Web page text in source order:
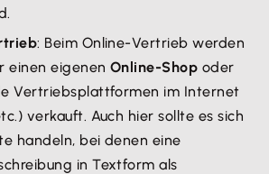
: Beim Online-Vertrieb werden
einen eigenen Online-Shop oder
Vertriebsplattformen im Internet
verkauft. Auch hier sollte es sich
handeln, bei denen eine
in Textform als